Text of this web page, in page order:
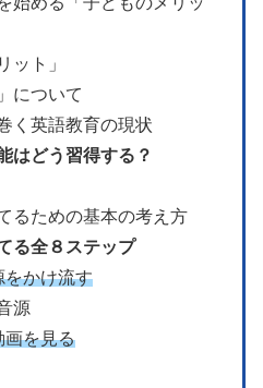
ット」
について
く英語教育の現状
はどう習得する？
るための基本の考え方
る全８ステップ
をかけ流す
源
画を見る